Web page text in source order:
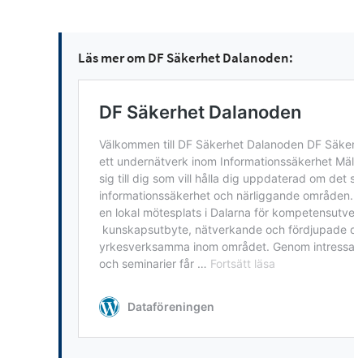
Läs mer om DF Säkerhet Dalanoden: